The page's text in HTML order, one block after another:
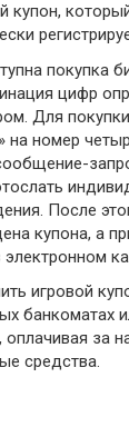
купон,
покупка
цифр
Для
на номер
После
купона, а
электронном
игровой
банкоматах
оплачивая за
средства.